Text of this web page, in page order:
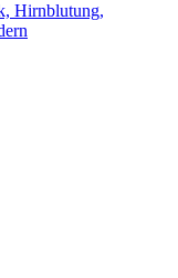
Hirnblutung,